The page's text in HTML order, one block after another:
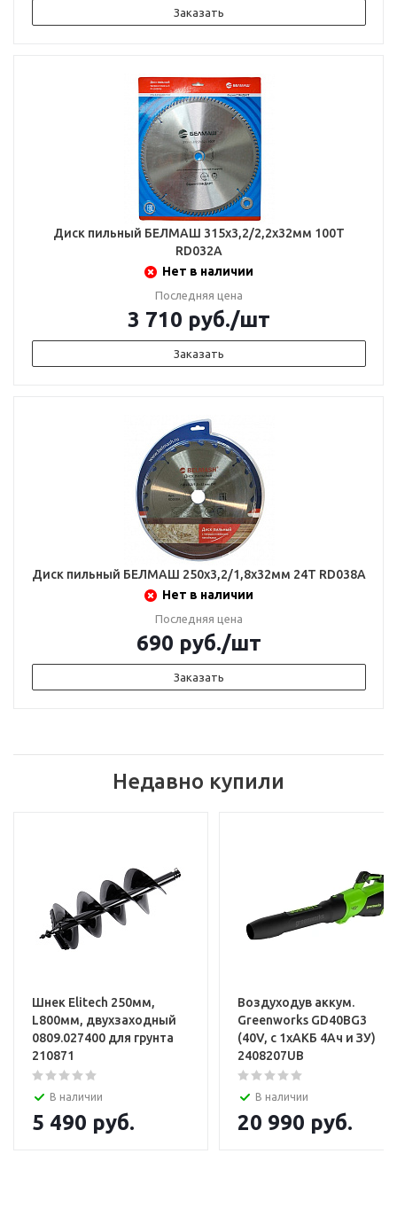
Заказать
Диск пильный БЕЛМАШ 315х3,2/2,2х32мм 100Т
RD032A
Нет в наличии
Последняя цена
3 710 руб./шт
Заказать
Диск пильный БЕЛМАШ 250х3,2/1,8х32мм 24Т RD038A
Нет в наличии
Последняя цена
690 руб./шт
Заказать
Недавно купили
Шнек Elitech 250мм,
L800мм, двухзаходный
0809.027400 для грунта
210871
В наличии
5 490 руб.
Воздуходув аккум.
Greenworks GD40BG3
(40V, с 1хАКБ 4Ач и ЗУ)
2408207UB
В наличии
20 990 руб.